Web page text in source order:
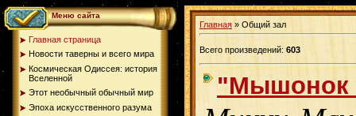
Меню сайта
Главная страница
Новости таверны и всего мира
Космическая Одиссея: история
Вселенной
Этот необычный обычный мир
Эпоха искусственного разума
Главная » Общий зал
Всего произведений: 603
"Мышонок